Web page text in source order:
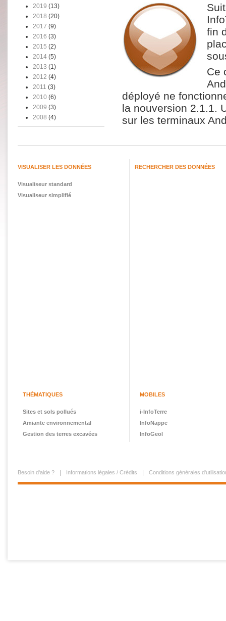
2019 (13)
2018 (20)
2017 (9)
2016 (3)
2015 (2)
2014 (5)
2013 (1)
2012 (4)
2011 (3)
2010 (6)
2009 (3)
2008 (4)
fin
Ce
déployé ne
la nouversion 2.1.1.
sur les terminaux
VISUALISER LES DONNÉES
Visualiseur standard
Visualiseur simplifié
RECHERCHER DES DONNÉES
THÉMATIQUES
Sites et sols pollués
Amiante environnemental
Gestion des terres excavées
MOBILES
i-InfoTerre
InfoNappe
InfoGeol
Besoin d'aide ? Informations légales / Crédits Conditions générales